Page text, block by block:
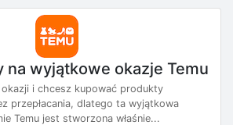
na wyjątkowe okazje Temu
i chcesz kupować produkty
przepłacania, dlatego ta wyjątkowa
Temu jest stworzona właśnie...